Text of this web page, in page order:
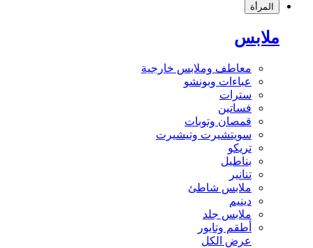
المرأة
ملابس
معاطف وملابس خارجية
عباءات وبونشو
سترات
فساتين
قمصان وتوبات
سويتشيرت وتيشيرت
تريكو
بناطيل
تنانير
ملابس شاطئ
دينيم
ملابس جلد
أطقم وتايور
عرض الكل